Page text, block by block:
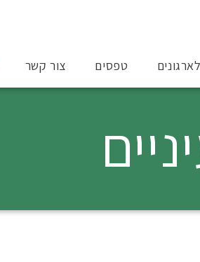
טפסים צור קשר